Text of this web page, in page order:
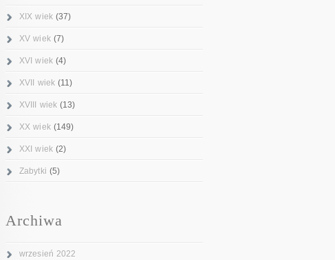
XIX wiek(37)
XV wiek(7)
XVI wiek(4)
XVII wiek(11)
XVIII wiek (13)
XX wiek(149)
XXI wiek(2)
Zabytki (5)
Archiwa
wrzesień 2022